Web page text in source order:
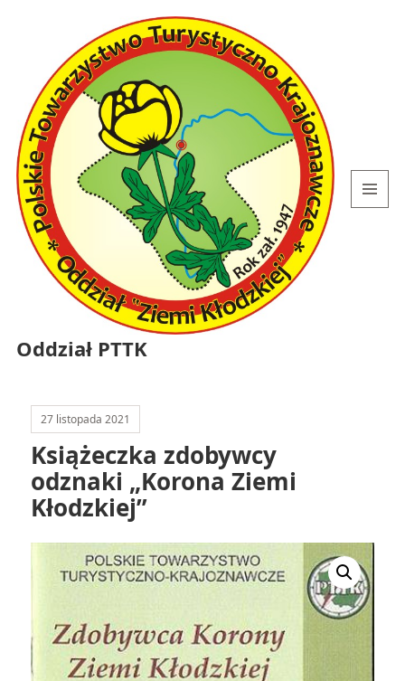
Oddział PTTK
27 listopada 2021
Książeczka zdobywcy
odznaki „Korona Ziemi
Kłodzkiej”